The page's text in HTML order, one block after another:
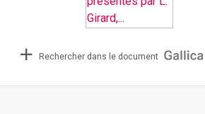
Rechercher dans le document